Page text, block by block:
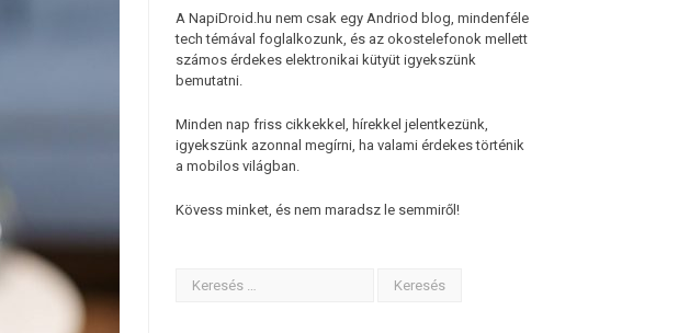
A NapiDroid.hu nem csak egy Andriod blog, mindenféle
tech témával foglalkozunk, és az okostelefonok mellett
számos érdekes elektronikai kütyüt igyekszünk
bemutatni.
Minden nap friss cikkekkel, hírekkel jelentkezünk,
igyekszünk azonnal megírni, ha valami érdekes történik
a mobilos világban.
Kövess minket, és nem maradsz le semmiről!